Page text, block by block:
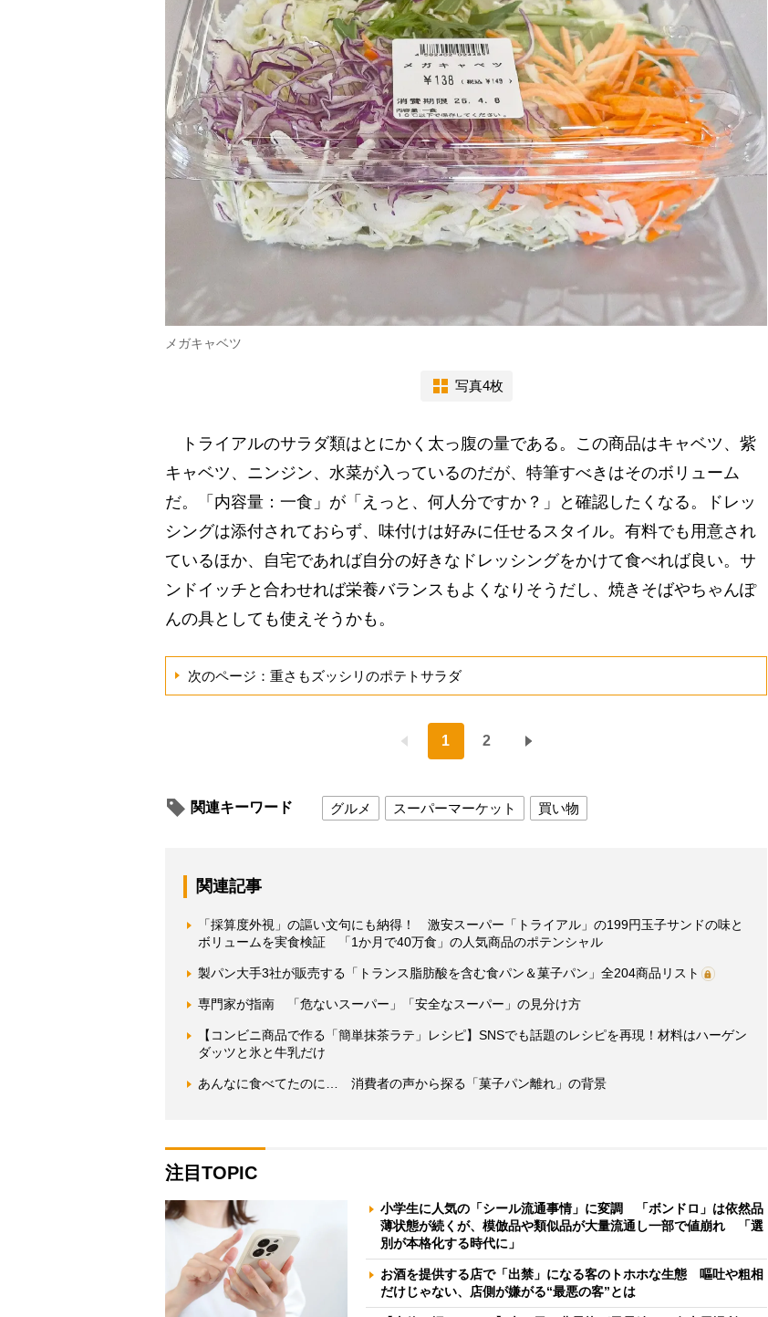
メガキャベツ
写真4枚
トライアルのサラダ類はとにかく太っ腹の量である。この商品はキャベツ、紫
キャベツ、ニンジン、水菜が入っているのだが、特筆すべきはそのボリューム
だ。「内容量：一食」が「えっと、何人分ですか？」と確認したくなる。ドレッ
シングは添付されておらず、味付けは好みに任せるスタイル。有料でも用意され
ているほか、自宅であれば自分の好きなドレッシングをかけて食べれば良い。サ
ンドイッチと合わせれば栄養バランスもよくなりそうだし、焼きそばやちゃんぽ
んの具としても使えそうかも。
次のページ：重さもズッシリのポテトサラダ
1 2
関連キーワード グルメ スーパーマーケット 買い物
関連記事
「採算度外視」の謳い文句にも納得！ 激安スーパー「トライアル」の199円玉子サンドの味と
ボリュームを実食検証 「1か月で40万食」の人気商品のポテンシャル
製パン大手3社が販売する「トランス脂肪酸を含む食パン＆菓子パン」全204商品リスト
専門家が指南 「危ないスーパー」「安全なスーパー」の見分け方
【コンビニ商品で作る「簡単抹茶ラテ」レシピ】SNSでも話題のレシピを再現！材料はハーゲン
ダッツと氷と牛乳だけ
あんなに食べてたのに… 消費者の声から探る「菓子パン離れ」の背景
注目TOPIC
小学生に人気の「シール流通事情」に変調 「ボンドロ」は依然品
薄状態が続くが、模倣品や類似品が大量流通し一部で値崩れ 「選
別が本格化する時代に」
お酒を提供する店で「出禁」になる客のトホホな生態 嘔吐や粗相
だけじゃない、店側が嫌がる“最悪の客”とは